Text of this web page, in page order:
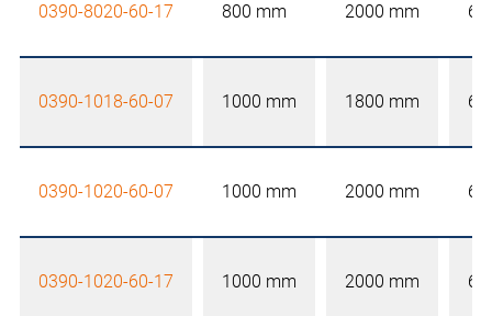
0390-8020-60-17 800 mm 2000 mm
0390-1018-60-07 1000 mm 1800 mm
0390-1020-60-07 1000 mm 2000 mm
0390-1020-60-17 1000 mm 2000 mm